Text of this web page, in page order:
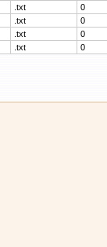
.txt
0
.txt
0
.txt
0
.txt 0